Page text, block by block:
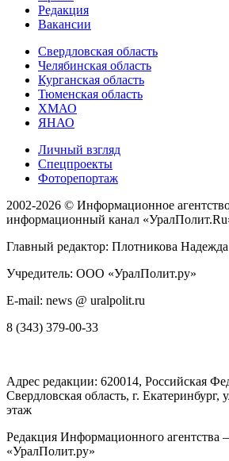
Редакция
Вакансии
Свердловская область
Челябинская область
Курганская область
Тюменская область
ХМАО
ЯНАО
Личный взгляд
Спецпроекты
Фоторепортаж
2002-2026 © Информационное
информационный канал
Главный редактор: Плотникова
Учредитель: ООО «УралПолит.ру»
E-mail: news @ uralpolit.ru
8 (343) 379-00-33
Адрес редакции: 620014, Российская
Свердловская область, г. Екатеринбург,
этаж
Редакция Информационного
«УралПолит.ру»